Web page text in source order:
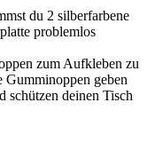
du 2 silberfarbene
problemlos
zum Aufkleben zu
Gumminoppen geben
schützen deinen Tisch